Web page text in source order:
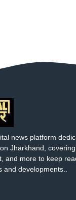
news platform
Jharkhand,
and more to keep
developments..